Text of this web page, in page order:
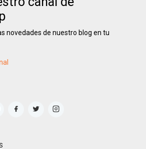
novedades de nuestro blog en tu